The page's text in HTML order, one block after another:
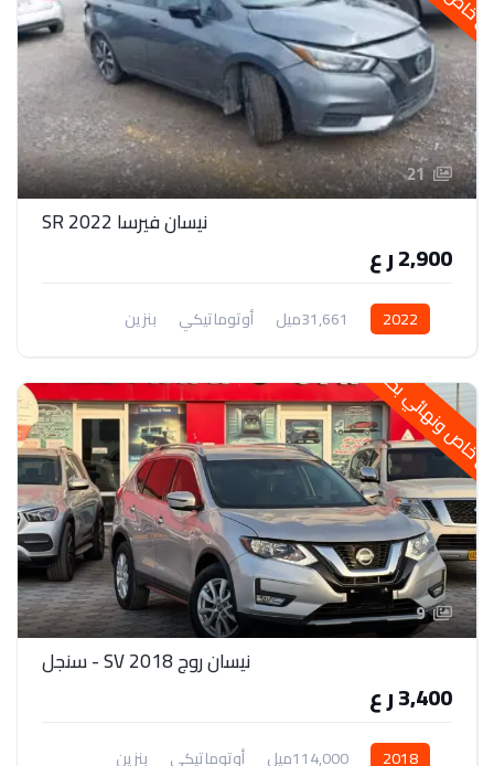
21
نيسان فيرسا 2022 SR
2,900 ر ع
2022 31,661ميل أوتوماتيكي
بنزين
دفع أمامي
ونهائي بحالتها
9
نيسان روج 2018 SV - سنجل
3,400 ر ع
2018 114,000ميل أوتوماتيكي
بنزين